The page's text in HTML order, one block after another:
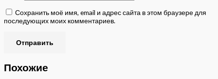
Сохранить моё имя, email и адрес сайта в этом браузере для
последующих моих комментариев.
Похожие